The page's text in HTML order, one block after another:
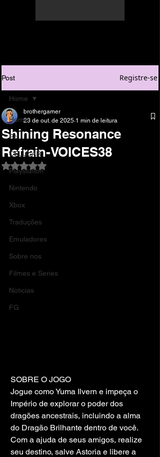
Post Registre-se
Home
Pc
CELULAR
Playstation
Nintendo
Xbox
Traduções
Emuladores
Sobre nos
Filmes e Series
Noticias
FG
Home
Shining Resonance
Refrain-VOICES38
brothergamer
23 de out. de 2025 1 min de leitura
Avaliado com NaN de 5 estrelas.
SOBRE O JOGO
Jogue como Yuma Ilvern e impeça o
Império de explorar o poder dos
dragões ancestrais, incluindo a alma
do Dragão Brilhante dentro de você.
Com a ajuda de seus amigos, realize
seu destino, salve Astoria e libere a